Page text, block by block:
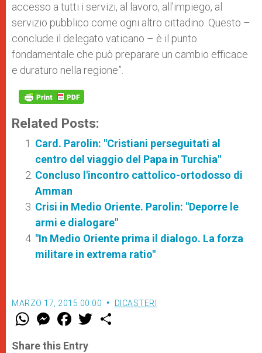
accesso a tutti i servizi, al lavoro, all’impiego, al
servizio pubblico come ogni altro cittadino. Questo –
conclude il delegato vaticano – è il punto
fondamentale che può preparare un cambio efficace
e duraturo nella regione”.
Related Posts:
Card. Parolin: "Cristiani perseguitati al
centro del viaggio del Papa in Turchia"
Concluso l'incontro cattolico-ortodosso di
Amman
Crisi in Medio Oriente. Parolin: "Deporre le
armi e dialogare"
"In Medio Oriente prima il dialogo. La forza
militare in extrema ratio"
MARZO 17, 2015 00:00 DICASTERI
W
t
M
e
s
F
a
e
w
Share this Entry